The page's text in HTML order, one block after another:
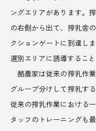
ングエリアがあります。
の右側から出て、搾乳舎
クションゲートに到達し
選別エリアに誘導すること
酪農家は従来の搾乳作
グループ分けして搾乳す
従来の搾乳作業における
タッフのトレーニングも